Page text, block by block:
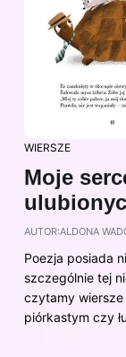
WIERSZE
Moje
AUTOR:ALDONA
Poezja posiada
szczególnie tej
czytamy
piórkastym czy